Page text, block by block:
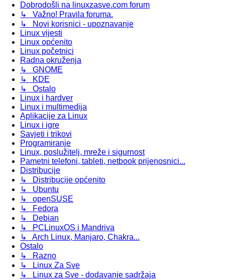
Dobrodošli na linuxzasve.com forum
↳ Važno! Pravila foruma.
↳ Novi korisnici - upoznavanje
Linux vijesti
Linux općenito
Linux početnici
Radna okruženja
↳ GNOME
↳ KDE
↳ Ostalo
Linux i hardver
Linux i multimedija
Aplikacije za Linux
Linux i igre
Savjeti i trikovi
Programiranje
Linux, poslužitelj, mreže i sigurnost
Pametni telefoni, tableti, netbook prijenosnici...
Distribucije
↳ Distribucije općenito
↳ Ubuntu
↳ openSUSE
↳ Fedora
↳ Debian
↳ PCLinuxOS i Mandriva
↳ Arch Linux, Manjaro, Chakra...
Ostalo
↳ Razno
↳ Linux Za Sve
↳ Linux za Sve - dodavanje sadržaja